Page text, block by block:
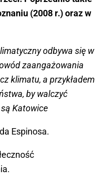
(2008 r.) oraz w
odbywa się w
zaangażowania
klimatu, a przykładem
by walczyć
Katowice
Espinosa.